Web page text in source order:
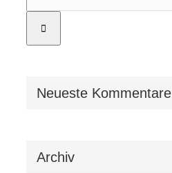
Neueste Kommentare
Archiv